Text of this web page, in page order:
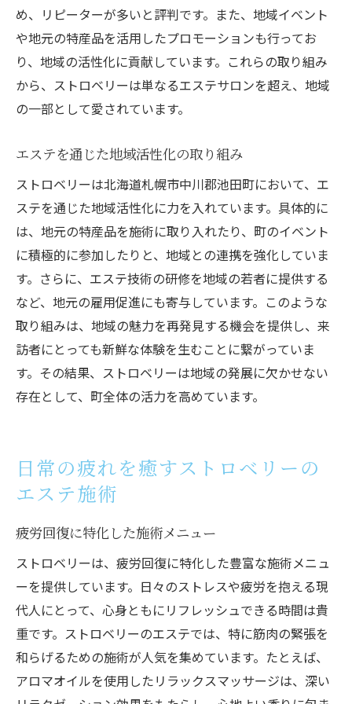
め、リピーターが多いと評判です。また、地域イベント
や地元の特産品を活用したプロモーションも行ってお
り、地域の活性化に貢献しています。これらの取り組み
から、ストロベリーは単なるエステサロンを超え、地域
の一部として愛されています。
エステを通じた地域活性化の取り組み
ストロベリーは北海道札幌市中川郡池田町において、エ
ステを通じた地域活性化に力を入れています。具体的に
は、地元の特産品を施術に取り入れたり、町のイベント
に積極的に参加したりと、地域との連携を強化していま
す。さらに、エステ技術の研修を地域の若者に提供する
など、地元の雇用促進にも寄与しています。このような
取り組みは、地域の魅力を再発見する機会を提供し、来
訪者にとっても新鮮な体験を生むことに繋がっていま
す。その結果、ストロベリーは地域の発展に欠かせない
存在として、町全体の活力を高めています。
日常の疲れを癒すストロベリーの
エステ施術
疲労回復に特化した施術メニュー
ストロベリーは、疲労回復に特化した豊富な施術メニュ
ーを提供しています。日々のストレスや疲労を抱える現
代人にとって、心身ともにリフレッシュできる時間は貴
重です。ストロベリーのエステでは、特に筋肉の緊張を
和らげるための施術が人気を集めています。たとえば、
アロマオイルを使用したリラックスマッサージは、深い